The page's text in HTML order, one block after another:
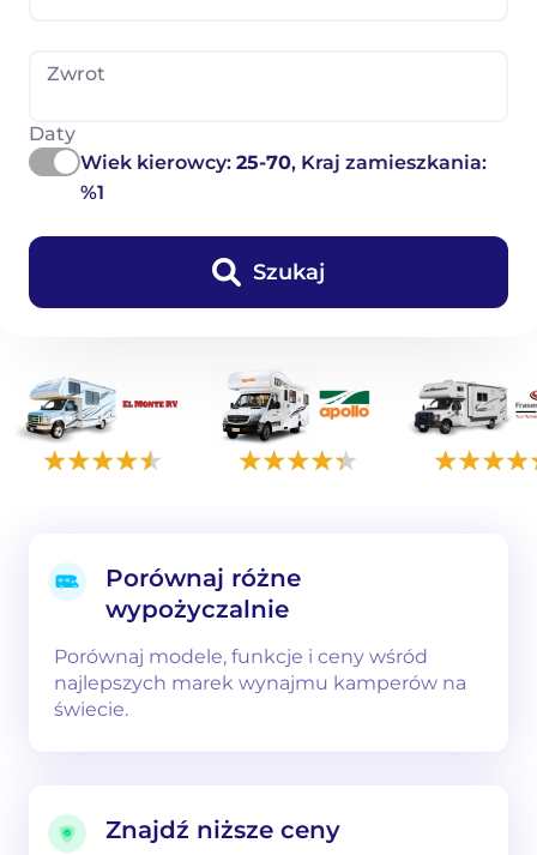
Zwrot
Daty
Wiek kierowcy:25-70, Kraj zamieszkania:
%1
Szukaj
Porównaj różne
wypożyczalnie
Porównaj modele, funkcje i ceny wśród
najlepszych marek wynajmu kamperów na
świecie.
Znajdź niższe ceny